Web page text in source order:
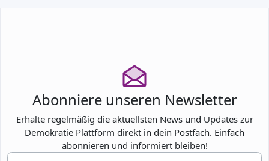
Abonniere unseren Newsletter
Erhalte regelmäßig die aktuellsten News und Updates zur
Demokratie Plattform direkt in dein Postfach. Einfach
abonnieren und informiert bleiben!